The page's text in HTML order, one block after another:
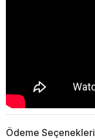
Ödeme Seçenekleri